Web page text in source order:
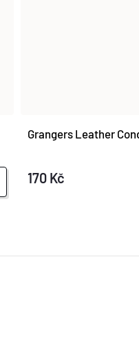
Grangers Leather
170 Kč